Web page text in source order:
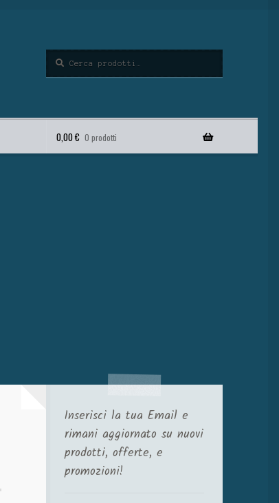
0,00€ 0 prodotti
Inserisci la tua Email e
rimani aggiornato su nuovi
prodotti, offerte, e
promozioni!